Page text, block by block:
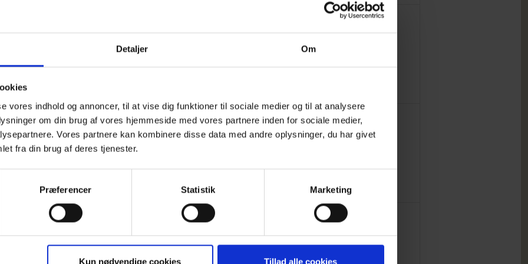
Detaljer Om
vores indhold og annoncer, til at vise dig funktioner til sociale medier og til at analysere
om din brug af vores hjemmeside med vores partnere inden for sociale medier,
Vores partnere kan kombinere disse data med andre oplysninger, du har givet
fra din brug af deres tjenester.
Præferencer Statistik Marketing
Kun nødvendige cookies Tillad alle cookies
begivenheder,begivenheder,begivenheder,begivenheder,begivenheder,begivenheder,
0
begivenheder,
9
0
begivenheder,
10
1
begivenhed,
11
17:00-18:30
Walk & Talk
Frederiksberg
0
begivenheder,
12
0
begivenheder,
13
0
begivenheder,
14
0
begivenheder,
15
begivenheder,
begivenheder,
0
begivenheder,
18
begivenheder,
0
begivenheder,
20
begivenheder,
0
begivenheder,
22
begivenheder,